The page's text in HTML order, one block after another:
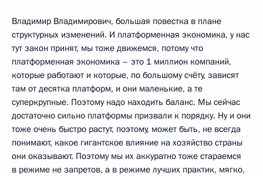
Владимир Владимирович, большая повестка в плане
структурных изменений. И платформенная экономика, у нас
тут закон принят, мы тоже движемся, потому что
платформенная экономика – это 1 миллион компаний,
которые работают и которые, по большому счёту, зависят
там от десятка платформ, и они маленькие, а те
суперкрупные. Поэтому надо находить баланс. Мы сейчас
достаточно сильно платформы призвали к порядку. Ну и они
тоже очень быстро растут, поэтому, может быть, не всегда
понимают, какое гигантское влияние на хозяйство страны
они оказывают. Поэтому мы их аккуратно тоже стараемся
в режиме не запретов, а в режиме лучших практик, мягко,